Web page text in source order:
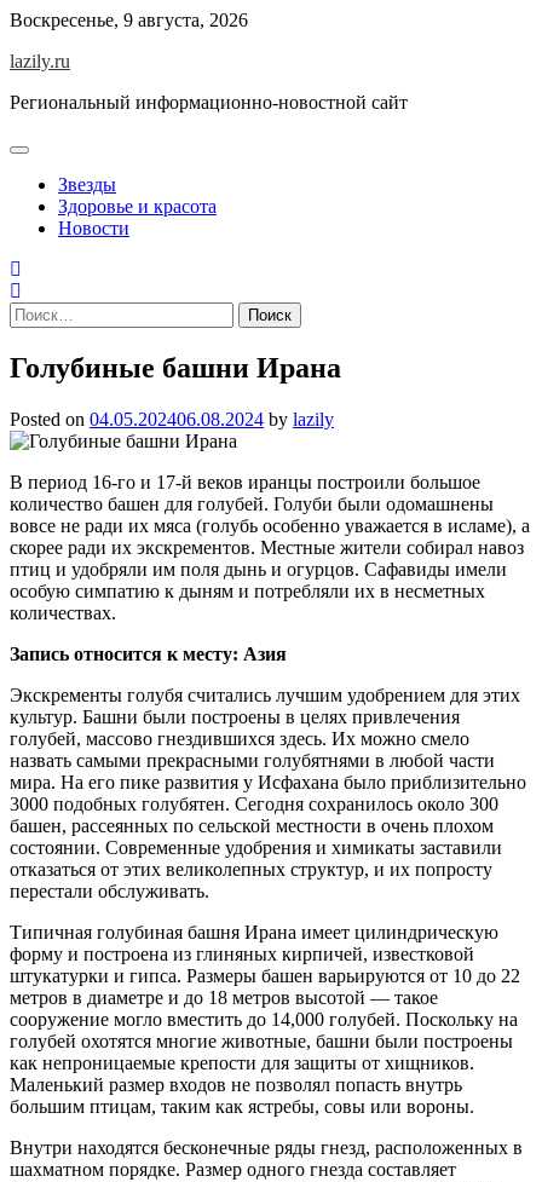
Skip
content
Воскресенье, 9 августа, 2026
lazily.ru
Региональный информационно-новостной сайт
Звезды
Здоровье и красота
Новости
Найти:
Голубиные башни Ирана
Posted on 04.05.202406.08.2024 by lazily
В период 16-го и 17-й веков иранцы построили большое
количество башен для голубей. Голуби были одомашнены
вовсе не ради их мяса (голубь особенно уважается в исламе), а
скорее ради их экскрементов. Местные жители собирал навоз
птиц и удобряли им поля дынь и огурцов. Сафавиды имели
особую симпатию к дыням и потребляли их в несметных
количествах.
Запись относится к месту: Азия
Экскременты голубя считались лучшим удобрением для этих
культур. Башни были построены в целях привлечения
голубей, массово гнездившихся здесь. Их можно смело
назвать самыми прекрасными голубятнями в любой части
мира. На его пике развития у Исфахана было приблизительно
3000 подобных голубятен. Сегодня сохранилось около 300
башен, рассеянных по сельской местности в очень плохом
состоянии. Современные удобрения и химикаты заставили
отказаться от этих великолепных структур, и их попросту
перестали обслуживать.
Типичная голубиная башня Ирана имеет цилиндрическую
форму и построена из глиняных кирпичей, известковой
штукатурки и гипса. Размеры башен варьируются от 10 до 22
метров в диаметре и до 18 метров высотой — такое
сооружение могло вместить до 14,000 голубей. Поскольку на
голубей охотятся многие животные, башни были построены
как непроницаемые крепости для защиты от хищников.
Маленький размер входов не позволял попасть внутрь
большим птицам, таким как ястребы, совы или вороны.
Внутри находятся бесконечные ряды гнезд, расположенных в
шахматном порядке. Размер одного гнезда составляет